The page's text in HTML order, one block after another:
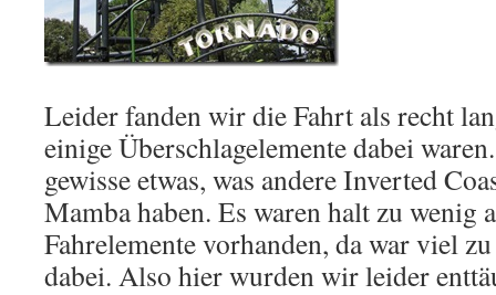
Leider fanden wir die Fahrt als recht
einige Überschlagelemente dabei
gewisse etwas, was andere Inverted
Mamba haben. Es waren halt zu wenig
Fahrelemente vorhanden, da war viel
dabei. Also hier wurden wir leider